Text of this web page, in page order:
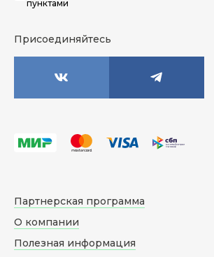
пунктами
Присоединяйтесь
Партнерская программа
О компании
Полезная информация